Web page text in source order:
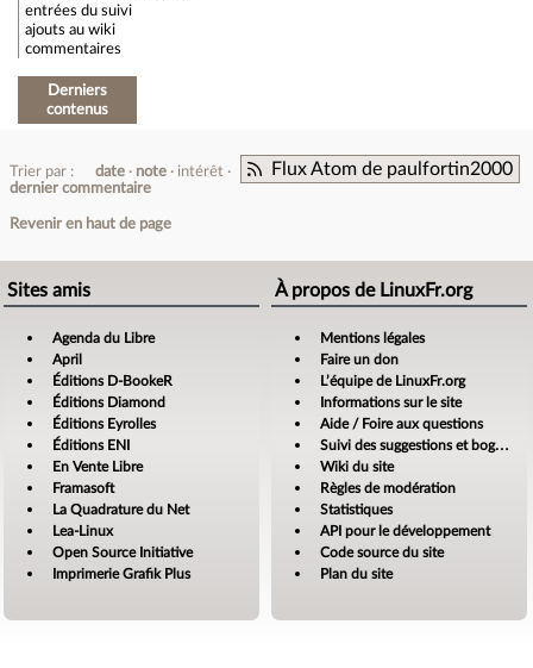
entrées du suivi
ajouts au wiki
commentaires
Derniers
contenus
Flux Atom de paulfortin2000
Trier par : date note
intérêt
dernier commentaire
Revenir en haut de page
Sites amis
Agenda du Libre
April
Éditions D-BookeR
Éditions Diamond
Éditions Eyrolles
Éditions ENI
En Vente Libre
Framasoft
La Quadrature du Net
Lea-Linux
Open Source Initiative
Imprimerie Grafik Plus
À propos de LinuxFr.org
Mentions légales
Faire un don
L’équipe de LinuxFr.org
Informations sur le site
Aide / Foire aux questions
Suivi des suggestions et bogues
Wiki du site
Règles de modération
Statistiques
API pour le développement
Code source du site
Plan du site